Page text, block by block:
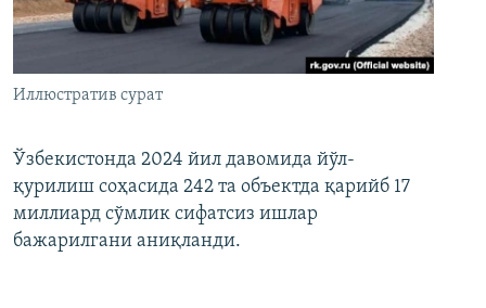
Иллюстратив сурат
Ўзбекистонда 2024 йил давомида йўл-
қурилиш соҳасида 242 та объектда қарийб 17
миллиард сўмлик сифатсиз ишлар
бажарилгани аниқланди.